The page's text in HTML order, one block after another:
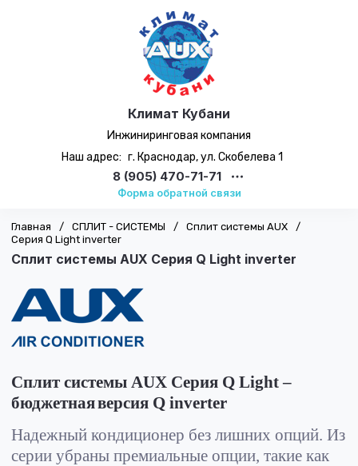
Климат Кубани
Инжиниринговая компания
Наш адрес: г. Краснодар, ул. Скобелева 1
8 (905) 470-71-71
Форма обратной связи
Главная / СПЛИТ - СИСТЕМЫ / Сплит системы AUX
/
Серия Q Light inverter
Сплит системы AUX Серия Q Light inverter
Сплит системы AUX Cерия Q Light –
бюджетнаяверсия Q inverter
Надежный кондиционер без лишних опций. Из
серии убраны премиальные опции, такие как